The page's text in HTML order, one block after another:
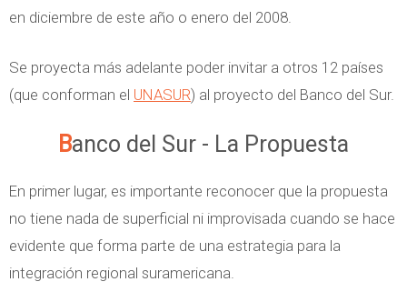
en diciembre de este año o enero del 2008.
Se proyecta más adelante poder invitar a otros 12 países
(que conforman el UNASUR) al proyecto del Banco del Sur.
Banco del Sur - La Propuesta
En primer lugar, es importante reconocer que la propuesta
no tiene nada de superficial ni improvisada cuando se hace
evidente que forma parte de una estrategia para la
integración regional suramericana.